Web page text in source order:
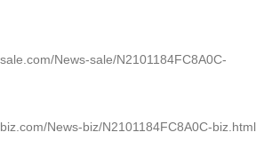
News-sale/N2101184FC8A0C-
News-biz/N2101184FC8A0C-biz.html